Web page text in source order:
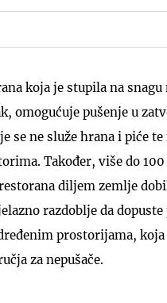
koja je stupila na snagu
omogućuje pušenje u
se ne služe hrana i piće te
Također, više do
diljem zemlje
razdoblje da dopuste
prostorijama,
za nepušače.